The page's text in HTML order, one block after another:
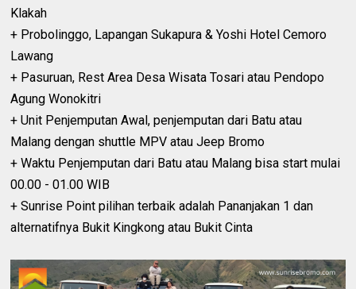
Klakah
+ Probolinggo, Lapangan Sukapura & Yoshi Hotel Cemoro
Lawang
+ Pasuruan, Rest Area Desa Wisata Tosari atau Pendopo
Agung Wonokitri
+ Unit Penjemputan Awal, penjemputan dari Batu atau
Malang dengan shuttle MPV atau Jeep Bromo
+ Waktu Penjemputan dari Batu atau Malang bisa start mulai
00.00 - 01.00 WIB
+ Sunrise Point pilihan terbaik adalah Pananjakan 1 dan
alternatifnya Bukit Kingkong atau Bukit Cinta